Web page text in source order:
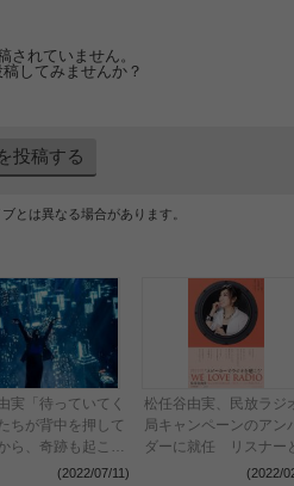
されていません。
してみませんか？
投稿する
とは異なる場合があります。
実「待っていてく
ちが背中を押して
ら、奇跡も起こせ
(2022/07/11)
松任谷由実、民放ラジ
局キャンペーンのアン
ダーに就任 リスナー
るリクエストベストア
(2022/